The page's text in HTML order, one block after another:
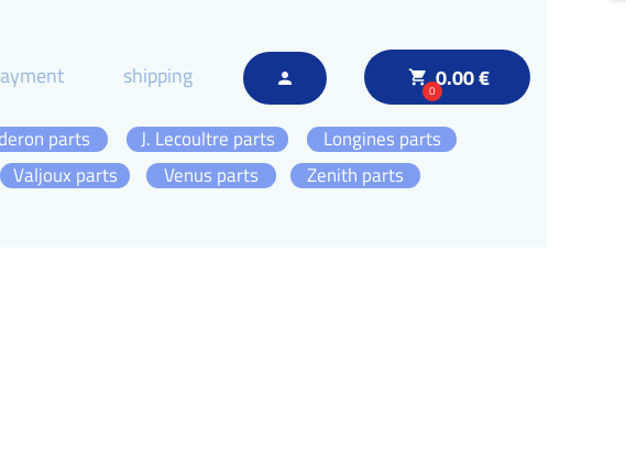
local_grocery_store
00.00 €
person
shipping
Zenith parts
Longines parts
J. Lecoultre parts
parts
Valjoux parts
Venus parts